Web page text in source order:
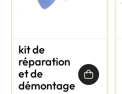
kit de
réparation
et de
démontage